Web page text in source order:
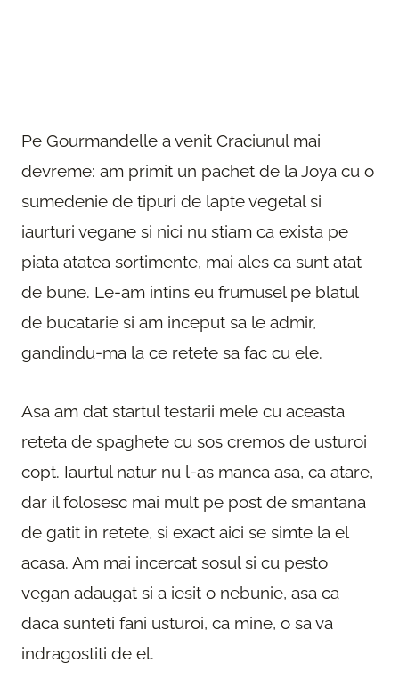
Pe Gourmandelle a venit Craciunul mai
devreme: am primit un pachet de la Joya cu o
sumedenie de tipuri de lapte vegetal si
iaurturi vegane si nici nu stiam ca exista pe
piata atatea sortimente, mai ales ca sunt atat
de bune. Le-am intins eu frumusel pe blatul
de bucatarie si am inceput sa le admir,
gandindu-ma la ce retete sa fac cu ele.
Asa am dat startul testarii mele cu aceasta
reteta de spaghete cu sos cremos de usturoi
copt. Iaurtul natur nu l-as manca asa, ca atare,
dar il folosesc mai mult pe post de smantana
de gatit in retete, si exact aici se simte la el
acasa. Am mai incercat sosul si cu pesto
vegan adaugat si a iesit o nebunie, asa ca
daca sunteti fani usturoi, ca mine, o sa va
indragostiti de el.